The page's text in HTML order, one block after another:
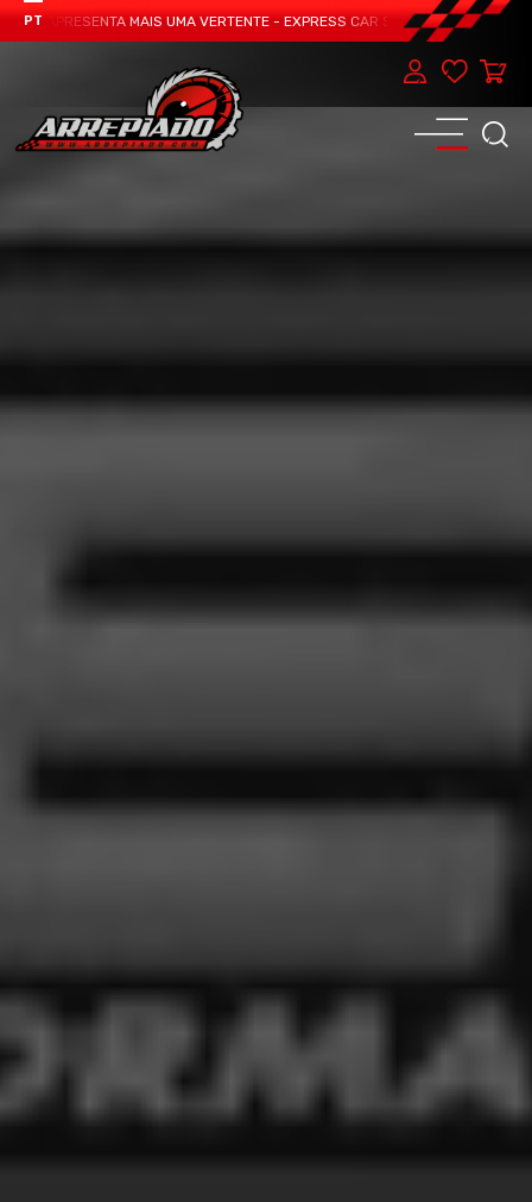
PT
APRESENTA MAIS UMA VERTENTE - EXPRESS CAR SERVICE, MANUTENÇÃO